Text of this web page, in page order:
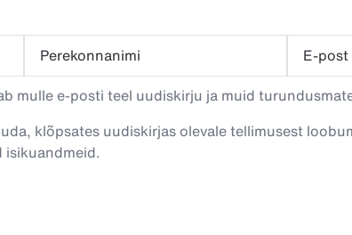
Perekonnanimi E-post
mulle e-posti teel uudiskirju ja muid
klõpsates uudiskirjas olevale tellimusest
isikuandmeid.